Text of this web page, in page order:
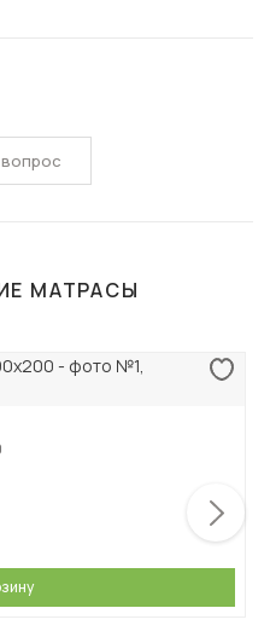
МАТРАСЫ